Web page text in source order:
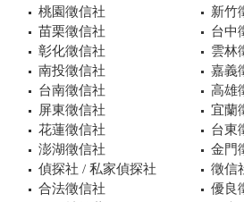
桃園徵信社
新竹
苗栗徵信社
台中
彰化徵信社
雲林
南投徵信社
嘉義
台南徵信社
高雄
屏東徵信社
宜蘭
花蓮徵信社
台東
澎湖徵信社
金門
偵探社 / 私家偵探社
徵信
合法徵信社
優良